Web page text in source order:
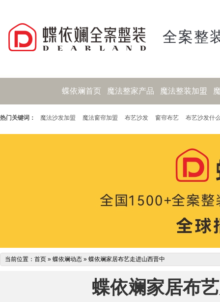
全案整
蝶依斓首页 魔法整家产品 魔法整装加盟
热门关键词： 魔法沙发加盟 魔法窗帘加盟 布艺沙发 窗帘布艺 布艺沙发什
当前位置： 首页 » 蝶依斓动态 » 蝶依斓家居布艺走进山西晋中
蝶依斓家居布